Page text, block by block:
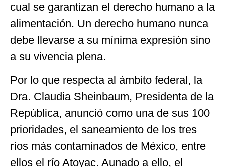
cual se garantizan el derecho humano a la
alimentación. Un derecho humano nunca
debe llevarse a su mínima expresión sino
a su vivencia plena.
Por lo que respecta al ámbito federal, la
Dra. Claudia Sheinbaum, Presidenta de la
República, anunció como una de sus 100
prioridades, el saneamiento de los tres
ríos más contaminados de México, entre
ellos el río Atoyac. Aunado a ello, el